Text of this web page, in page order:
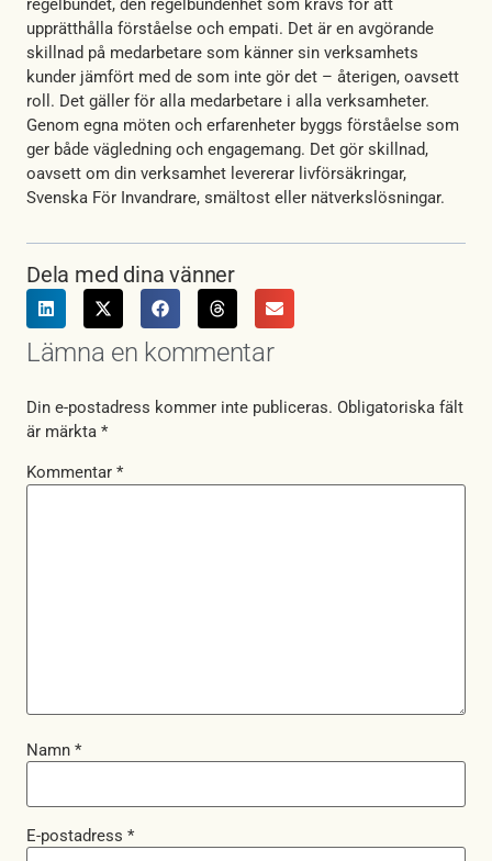
regelbundet, den regelbundenhet som krävs för att
upprätthålla förståelse och empati. Det är en avgörande
skillnad på medarbetare som känner sin verksamhets
kunder jämfört med de som inte gör det – återigen, oavsett
roll. Det gäller för alla medarbetare i alla verksamheter.
Genom egna möten och erfarenheter byggs förståelse som
ger både vägledning och engagemang. Det gör skillnad,
oavsett om din verksamhet levererar livförsäkringar,
Svenska För Invandrare, smältost eller nätverkslösningar.
Dela med dina vänner
Lämna en kommentar
Din e-postadress kommer inte publiceras. Obligatoriska fält
är märkta *
Kommentar *
Namn *
E-postadress *